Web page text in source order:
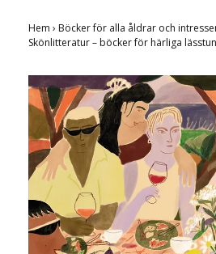
Hem › Böcker för alla åldrar och
Skönlitteratur – böcker för härliga